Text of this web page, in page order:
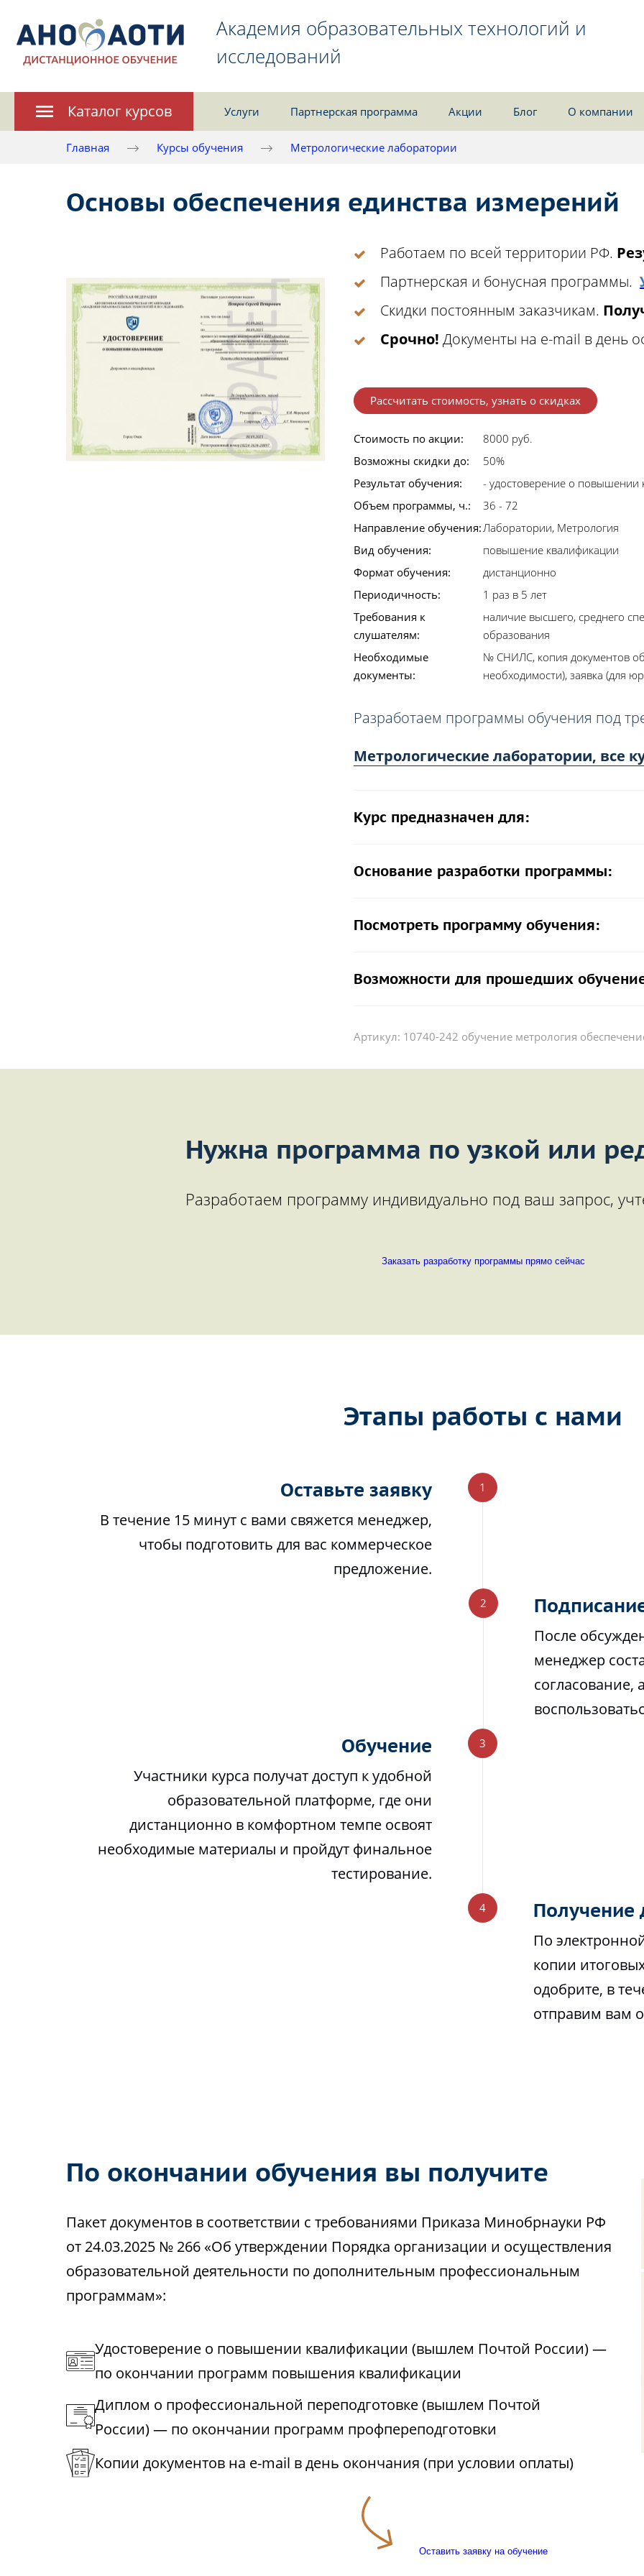
Академия образовательных технологий и
исследований
Каталог курсов Услуги Партнерская программа Акции Блог О компании
Главная Курсы обучения Метрологические лаборатории
Основы обеспечения единства измерений
Работаем по всей территории РФ.
Партнерская и бонусная программы.
Скидки постоянным заказчикам.
Срочно! Документы на e-mail в день
Рассчитать стоимость, узнать о скидках
Стоимость по акции:
8000 руб.
Возможны скидки до:
50%
Результат обучения:
- удостоверение о повышении
Объем программы, ч.:
36 - 72
Направление обучения:Лаборатории, Метрология
Вид обучения:
повышение квалификации
Формат обучения:
дистанционно
Периодичность:
1 раз в 5 лет
Требования к
слушателям:
наличие высшего, среднего
образования
Необходимые
документы:
№ СНИЛС, копия документов
необходимости), заявка (для
Разработаем программы обучения под
Метрологические лаборатории, все
Курс предназначен для:
Основание разработки программы:
Посмотреть программу обучения:
Возможности для прошедших
Артикул: 10740-242 обучение метрология
Нужна программа по узкой или
Разработаем программу индивидуально под ваш запрос,
Заказать разработку программы прямо сейчас
Этапы работы с нами
Оставьте заявку
В течение 15 минут с вами свяжется менеджер,
чтобы подготовить для вас коммерческое
предложение.
После
менеджер
Обучение
Участники курса получат доступ к удобной
образовательной платформе, где они
дистанционно в комфортном темпе освоят
необходимые материалы и пройдут финальное
тестирование.
Получение
По
копии
одобрите, в
отправим вам
По окончании обучения вы получите
Пакет документов в соответствии с требованиями Приказа Минобрнауки РФ
от 24.03.2025 № 266 «Об утверждении Порядка организации и осуществления
образовательной деятельности по дополнительным профессиональным
программам»:
Удостоверение о повышении квалификации (вышлем Почтой России) —
по окончании программ повышения квалификации
Диплом о профессиональной переподготовке (вышлем Почтой
России) — по окончании программ профпереподготовки
Копии документов на e-mail в день окончания (при условии оплаты)
Оставить заявку на обучение